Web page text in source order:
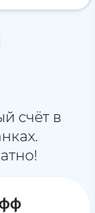
счёт в